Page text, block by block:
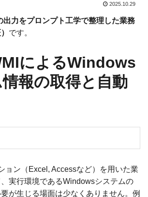
2025.10.29
出力をプロンプト工学で整理した業務
です。
によるWindows
報の取得と自動
ョン（Excel, Accessなど）を用いた業
実行環境であるWindowsシステムの
が生じる場面は少なくありません。例